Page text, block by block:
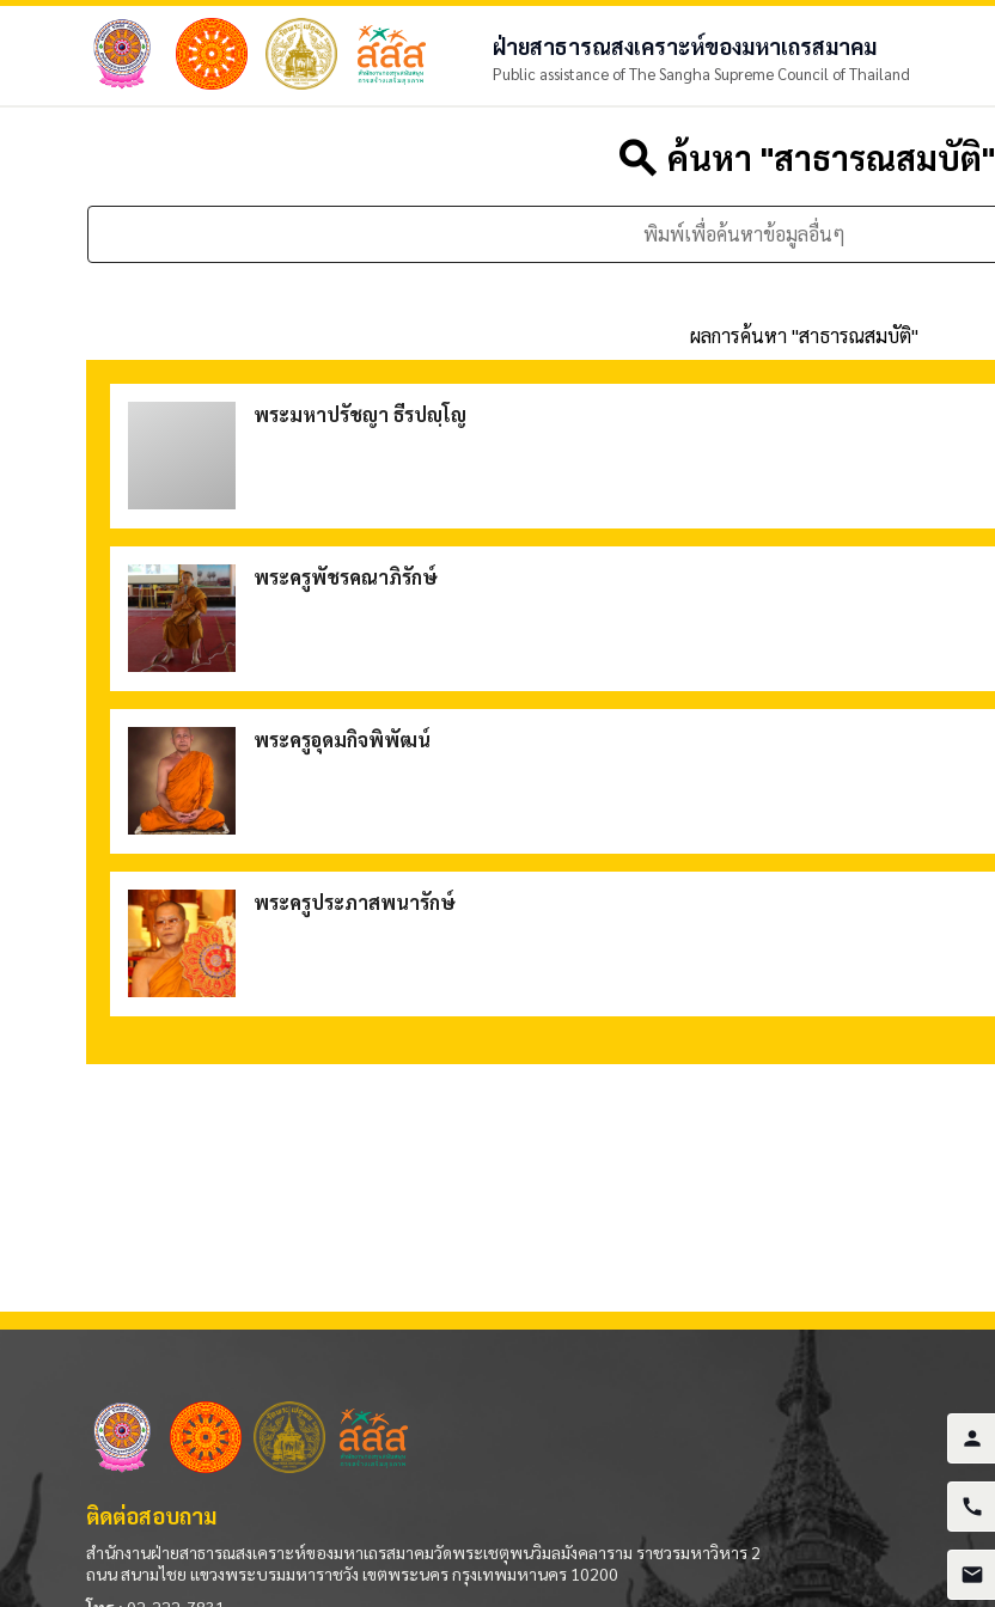
ฝ่ายสาธารณสงเคราะห์ของมหาเถรสมาคม
Public assistance of The Sangha Supreme Council of Thailand
search ค้นหา "สาธารณสมบัติ"
ผลการค้นหา "สาธารณสมบัติ"
พระมหาปรัชญา ธีรปญฺโญ
พระครูพัชรคณาภิรักษ์
พระครูอุดมกิจพิพัฒน์
พระครูประภาสพนารักษ์
ติดต่อสอบถาม
สำนักงานฝ่ายสาธารณสงเคราะห์ของมหาเถรสมาคมวัดพระเชตุพนวิมลมังคลาราม ราชวรมหาวิหาร 2
ถนน สนามไชย แขวงพระบรมมหาราชวัง เขตพระนคร กรุงเทพมหานคร 10200
person
call
mail